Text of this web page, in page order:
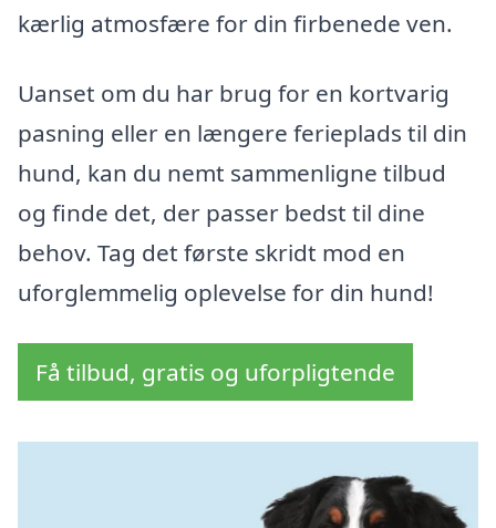
kærlig atmosfære for din firbenede ven.
Uanset om du har brug for en kortvarig
pasning eller en længere ferieplads til din
hund, kan du nemt sammenligne tilbud
og finde det, der passer bedst til dine
behov. Tag det første skridt mod en
uforglemmelig oplevelse for din hund!
Få tilbud, gratis og uforpligtende